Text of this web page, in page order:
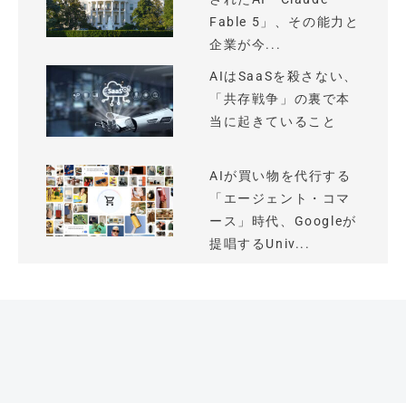
Fable 5」、その能力と
企業が今...
AIはSaaSを殺さない、
「共存戦争」の裏で本
当に起きていること
AIが買い物を代行する
「エージェント・コマ
ース」時代、Googleが
提唱するUniv...